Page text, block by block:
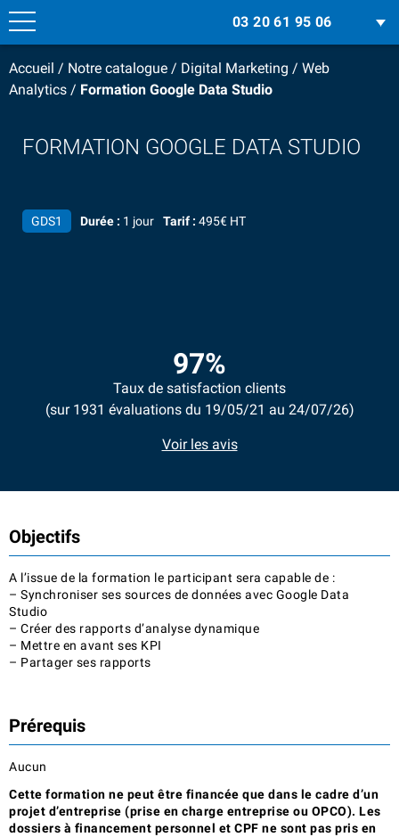
03 20 61 95 06
Accueil / Notre catalogue / Digital Marketing / Web
Analytics / Formation Google Data Studio
FORMATION GOOGLE DATA STUDIO
GDS1 Durée : 1 jour Tarif : 495€ HT
97%
Taux de satisfaction clients
(sur 1931 évaluations du 19/05/21 au 24/07/26)
Voir les avis
Objectifs
A l’issue de la formation le participant sera capable de :
– Synchroniser ses sources de données avec Google Data
Studio
– Créer des rapports d’analyse dynamique
– Mettre en avant ses KPI
– Partager ses rapports
Prérequis
Aucun
Cette formation ne peut être financée que dans le cadre d’un
projet d’entreprise (prise en charge entreprise ou OPCO). Les
dossiers à financement personnel et CPF ne sont pas pris en